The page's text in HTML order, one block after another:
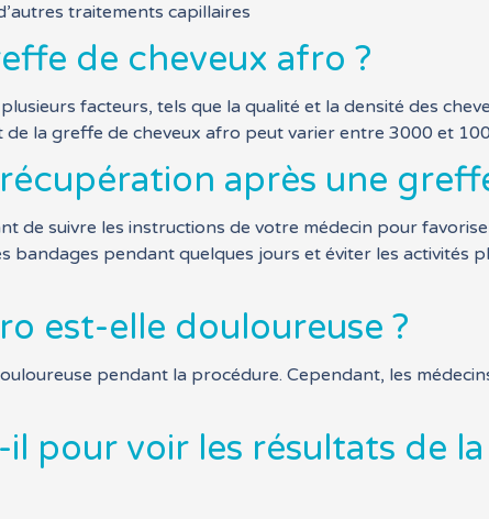
traitements capillaires
de cheveux afro ?
facteurs, tels que la qualité et la densité des
la greffe de cheveux afro peut varier entre 3000 et
après une
de suivre les instructions de votre médecin pour
pendant quelques jours et éviter les activités
est-elle douloureuse ?
pendant la procédure. Cependant, les
pour voir les résultats de